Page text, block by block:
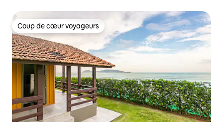
Coup de cœur voyageurs
Coup de cœur voyageurs